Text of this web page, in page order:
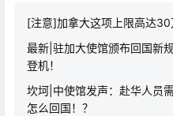
[注意]加拿大这项上限高达
最新|驻加大使馆颁布回国新
登机！
坎坷|中使馆发声：赴华人员
怎么回国！？